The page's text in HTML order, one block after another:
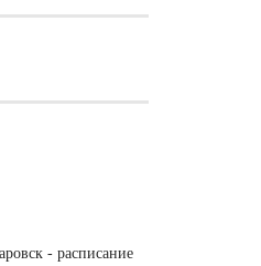
- расписание